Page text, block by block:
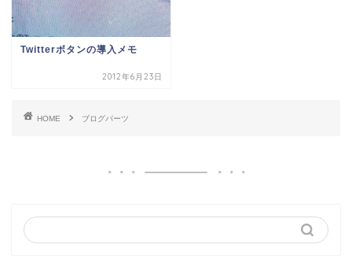
Twitterボタンの導入メモ
2012年6月23日
HOME ブログパーツ